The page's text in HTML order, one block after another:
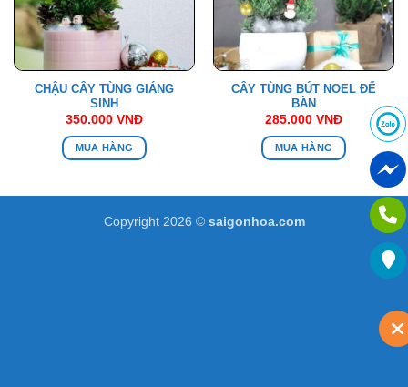
CHẬU CÂY TÙNG GIÁNG
SINH
350.000 VNĐ
MUA HÀNG
CÂY TÙNG BÚT NOEL ĐỂ
BÀN
285.000 VNĐ
MUA HÀNG
Copyright 2026 © saigonhoa.com